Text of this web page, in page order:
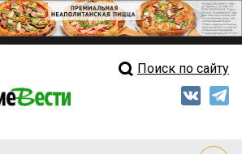
Свежий выпускПоиск по сайту